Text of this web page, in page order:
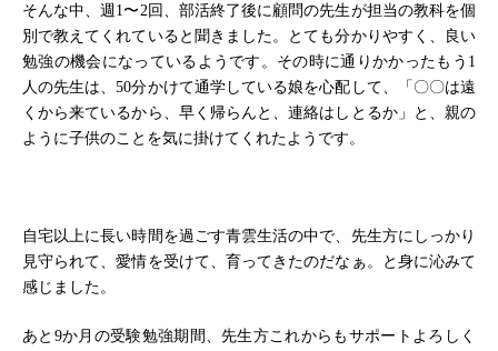
そんな中、週1〜2回、部活終了後に顧問の先生が担当の教科を個
別で教えてくれていると聞きました。とても分かりやすく、良い
勉強の機会になっているようです。その時に通りかかったもう1
人の先生は、50分かけて通学している娘を心配して、「〇〇は遠
くから来ているから、早く帰らんと、連絡はしとるか」と、親の
ように子供のことを気に掛けてくれたようです。
自宅以上に長い時間を過ごす青雲生活の中で、先生方にしっかり
見守られて、愛情を受けて、育ってきたのだなぁ。と身に沁みて
感じました。
あと9か月の受験勉強期間、先生方これからもサポートよろしく